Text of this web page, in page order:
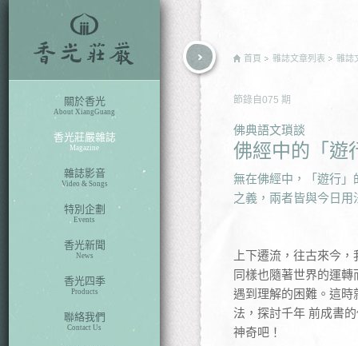
關於香光
About XiangGuang
香光莊嚴雜誌
Magazine
雜誌影音
Video & Songs
特別企劃
Events
香光新聞
News
香光四季
Products
聯絡我們
Contact Us
首頁 雜誌文章列表 雜誌
節錄自 075 期
佛典語文瑣談
佛經中的「遊
無在佛經中，「遊行
之義，兩者皆與今日
上下遷流，往古來今
同樣也隨著世界的運
遇到理解的困難。這
法，探討千年 前成書
神奇吧！